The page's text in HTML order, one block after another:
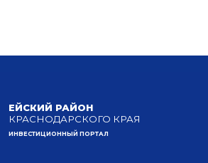
ЕЙСКИЙ РАЙОН
КРАСНОДАРСКОГО КРАЯ
ИНВЕСТИЦИОННЫЙ ПОРТАЛ